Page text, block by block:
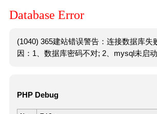
Database Error
(1040) 365建站错误警告：连接数据库失
因：1、数据库密码不对; 2、mysql未启动
PHP Debug